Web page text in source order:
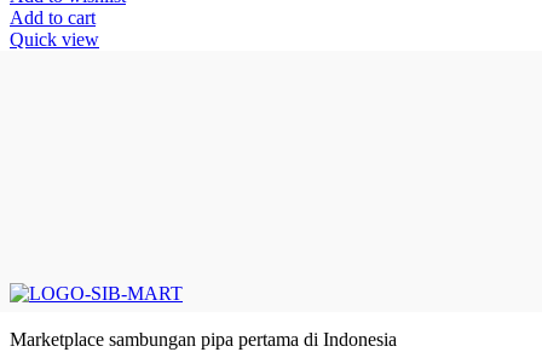
Add to cart
Quick view
Marketplace sambungan pipa pertama di Indonesia